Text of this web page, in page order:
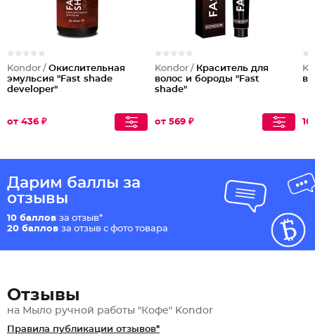
Kondor / Окислительная
эмульсия "Fast shade
developer"
от 436 ₽
Kondor / Краситель для
волос и бороды "Fast
shade"
от 569 ₽
Дарим баллы за
отзывы
10 баллов за отзыв*
20 баллов за отзыв с фото товара
Отзывы
на Мыло ручной работы "Кофе" Kondor
Правила публикации отзывов*